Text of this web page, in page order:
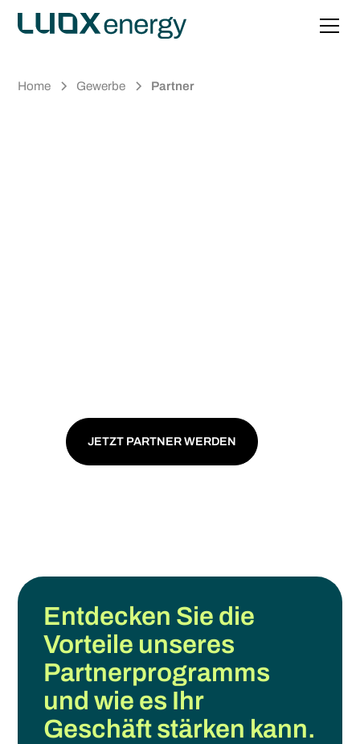
Home Gewerbe Partner
JETZT PARTNER WERDEN
Entdecken Sie die
Vorteile unseres
Partnerprogramms
und wie es Ihr
Geschäft stärken kann.